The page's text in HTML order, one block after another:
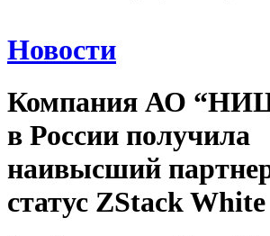
Новости
Компания АО
в России получила
наивысший
статус ZStack